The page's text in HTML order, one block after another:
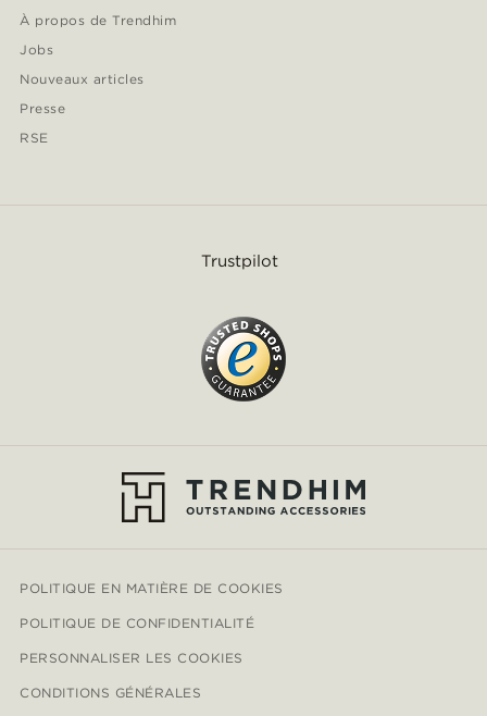
À propos de Trendhim
Jobs
Nouveaux articles
Presse
RSE
Trustpilot
POLITIQUE EN MATIÈRE DE COOKIES
POLITIQUE DE CONFIDENTIALITÉ
PERSONNALISER LES COOKIES
CONDITIONS GÉNÉRALES